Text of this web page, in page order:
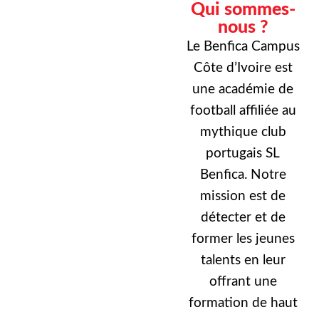
Qui sommes-
nous ?
Le Benfica Campus
Côte d’Ivoire est
une académie de
football affiliée au
mythique club
portugais SL
Benfica. Notre
mission est de
détecter et de
former les jeunes
talents en leur
offrant une
formation de haut